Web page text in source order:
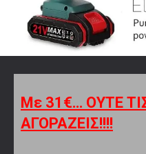
Με 31€… ΟΥΤΕ
ΑΓΟΡΑΖΕΙΣ!!!!